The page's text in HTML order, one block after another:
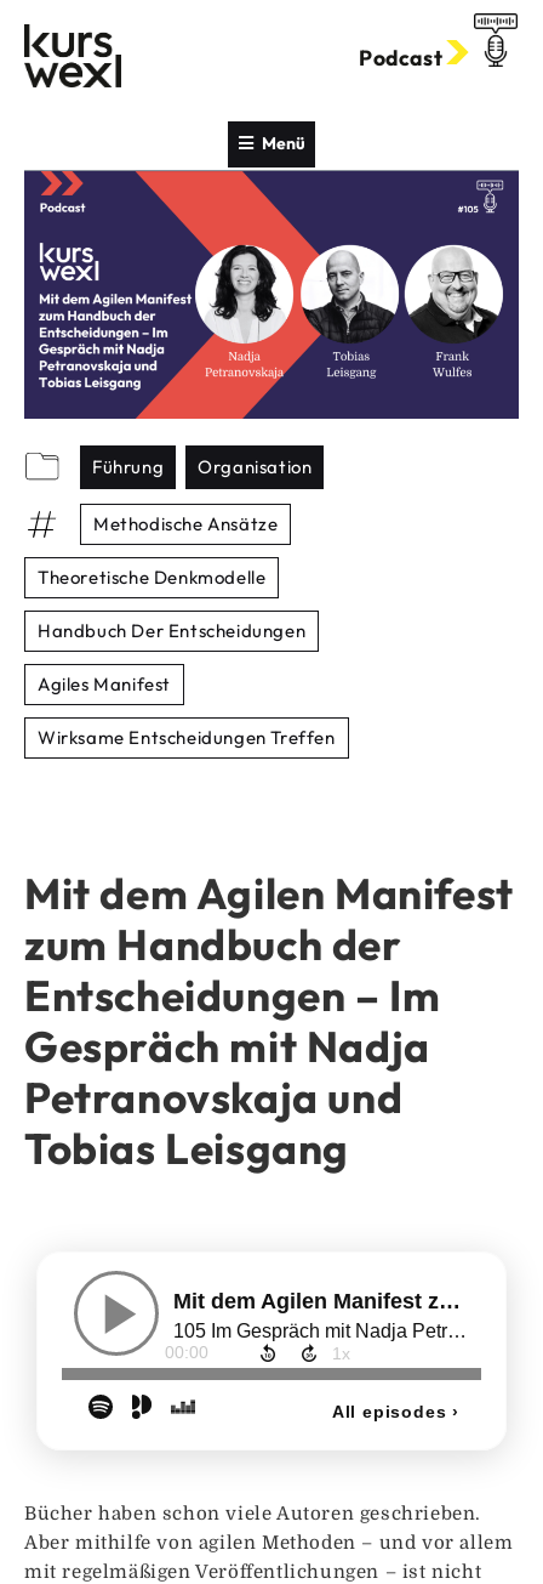
Inhalt
springen
Podcast
Menü
Führung Organisation
Methodische Ansätze
Theoretische Denkmodelle
Handbuch Der Entscheidungen
Agiles Manifest
Wirksame Entscheidungen Treffen
Mit dem Agilen Manifest
zum Handbuch der
Entscheidungen – Im
Gespräch mit Nadja
Petranovskaja und
Tobias Leisgang
Bücher haben schon viele Autoren geschrieben.
Aber mithilfe von agilen Methoden – und vor allem
mit regelmäßigen Veröffentlichungen – ist nicht